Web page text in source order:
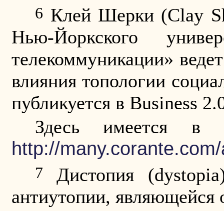
6 Клей Шерки (Clay
Нью-Йоркского
телекоммуникации»
влияния топологии
публикуется в Business
Здесь имеется в
http://
7 Дистопия (dystopia
антиутопии, являющейся